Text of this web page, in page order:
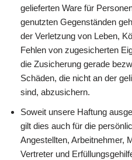
gelieferten Ware für
genutzten Gegenständen
der Verletzung von Leben,
Fehlen von zugesicherten
die Zusicherung gerade
Schäden, die nicht an der
sind, abzusichern.
Soweit unsere Haftung
gilt dies auch für die
Angestellten, Arbeitnehmer,
Vertreter und